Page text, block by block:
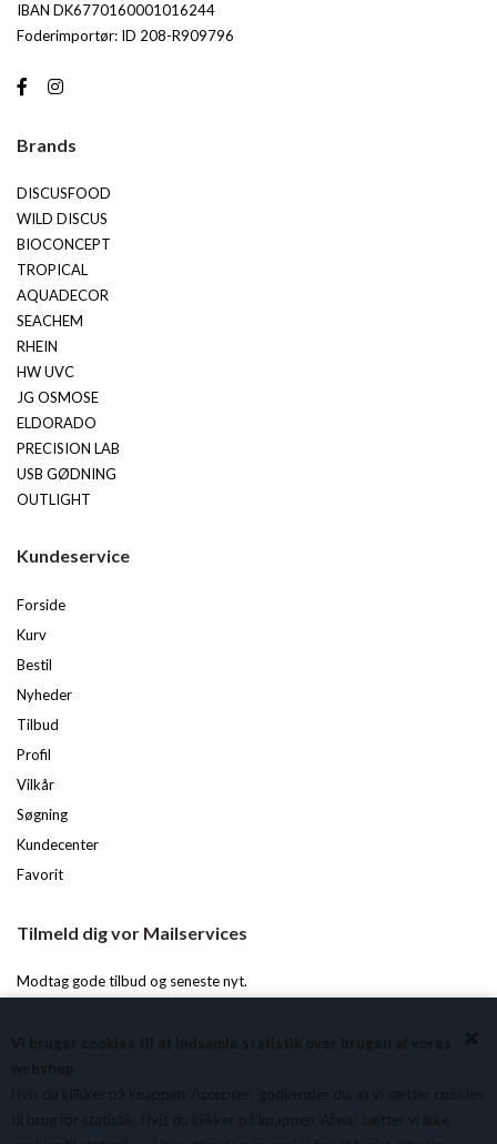
Vi bruger cookies til at indsamle statistik over brugen af vores
webshop
Hvis du klikker på knappen ’Accepter’, godkender du, at vi sætter cookies
til brug for statistik. Hvis du klikker på knappen ’Afvis,’ sætter vi ikke
IBAN DK6770160001016244
Foderimportør: ID 208-R909796
Brands
DISCUSFOOD
WILD DISCUS
BIOCONCEPT
TROPICAL
AQUADECOR
SEACHEM
RHEIN
HW UVC
JG OSMOSE
ELDORADO
PRECISION LAB
USB GØDNING
OUTLIGHT
Kundeservice
Forside
Kurv
Bestil
Nyheder
Tilbud
Profil
Vilkår
Søgning
Kundecenter
Favorit
Tilmeld dig vor Mailservices
Modtag gode tilbud og seneste nyt.